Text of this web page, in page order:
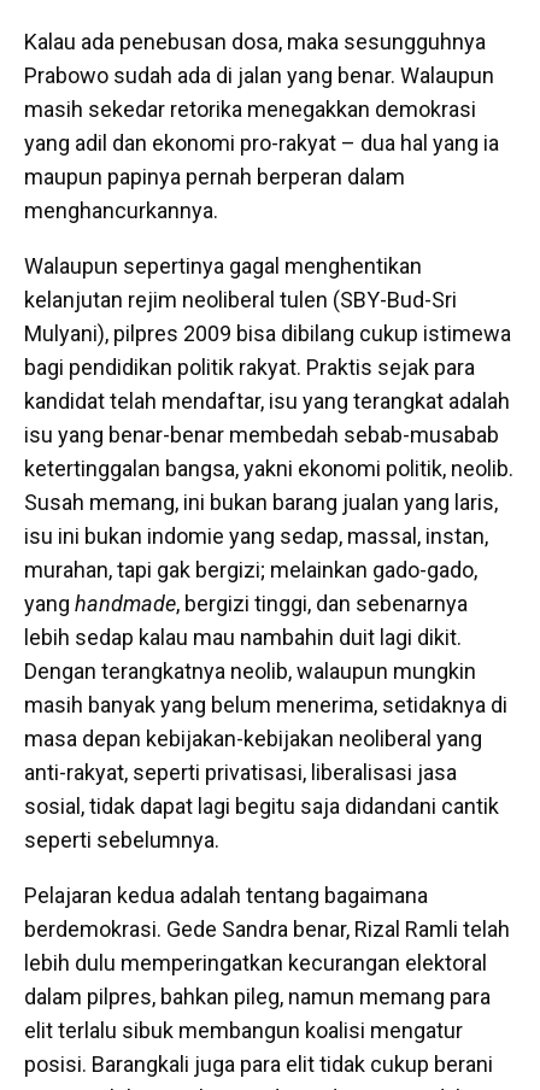
Kalau ada penebusan dosa, maka sesungguhnya
Prabowo sudah ada di jalan yang benar. Walaupun
masih sekedar retorika menegakkan demokrasi
yang adil dan ekonomi pro-rakyat – dua hal yang ia
maupun papinya pernah berperan dalam
menghancurkannya.
Walaupun sepertinya gagal menghentikan
kelanjutan rejim neoliberal tulen (SBY-Bud-Sri
Mulyani), pilpres 2009 bisa dibilang cukup istimewa
bagi pendidikan politik rakyat. Praktis sejak para
kandidat telah mendaftar, isu yang terangkat adalah
isu yang benar-benar membedah sebab-musabab
ketertinggalan bangsa, yakni ekonomi politik, neolib.
Susah memang, ini bukan barang jualan yang laris,
isu ini bukan indomie yang sedap, massal, instan,
murahan, tapi gak bergizi; melainkan gado-gado,
yang handmade, bergizi tinggi, dan sebenarnya
lebih sedap kalau mau nambahin duit lagi dikit.
Dengan terangkatnya neolib, walaupun mungkin
masih banyak yang belum menerima, setidaknya di
masa depan kebijakan-kebijakan neoliberal yang
anti-rakyat, seperti privatisasi, liberalisasi jasa
sosial, tidak dapat lagi begitu saja didandani cantik
seperti sebelumnya.
Pelajaran kedua adalah tentang bagaimana
berdemokrasi. Gede Sandra benar, Rizal Ramli telah
lebih dulu memperingatkan kecurangan elektoral
dalam pilpres, bahkan pileg, namun memang para
elit terlalu sibuk membangun koalisi mengatur
posisi. Barangkali juga para elit tidak cukup berani